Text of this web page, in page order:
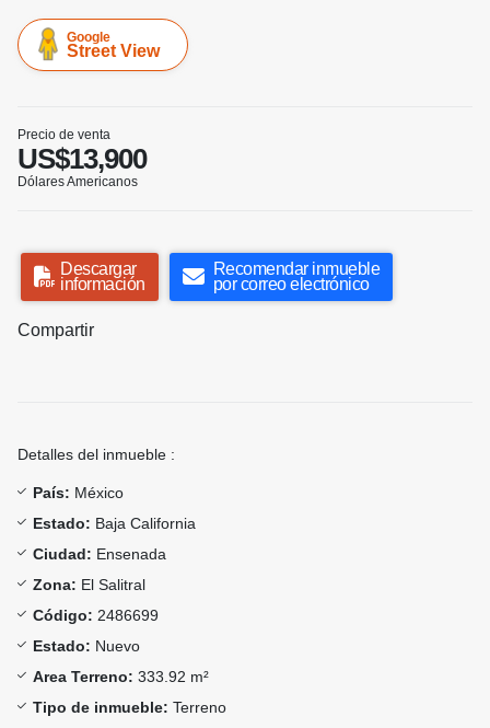
Google
Street View
Precio de venta
US$13,900
Dólares Americanos
Descargar
información
Recomendar inmueble
por correo electrónico
Compartir
Detalles del inmueble :
País: México
Estado: Baja California
Ciudad: Ensenada
Zona: El Salitral
Código: 2486699
Estado: Nuevo
Area Terreno: 333.92 m²
Tipo de inmueble: Terreno